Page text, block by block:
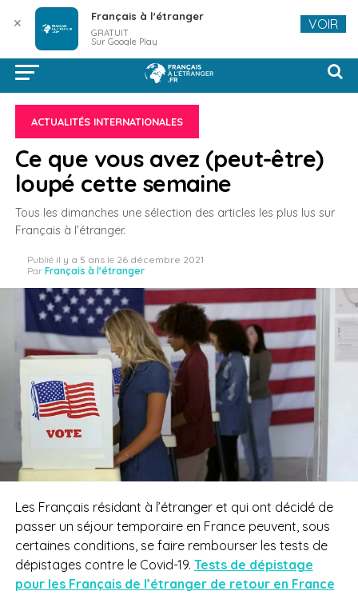
ACTUALITÉS INTERNATIONALES
Ce que vous avez (peut-être)
loupé cette semaine
Tous les dimanches une sélection des articles les plus lus sur
Français à l’étranger.
Publié il y a 5 ans le 26 décembre 2021
Par Français à l'étranger
Les Français résidant à l’étranger et qui ont décidé de
passer un séjour temporaire en France peuvent, sous
certaines conditions, se faire rembourser les tests de
dépistages contre le Covid-19. Tests de dépistage
pour les Français de l’étranger de retour en France
✕ Français à l'étranger
GRATUIT
Sur Google Play
VOIR